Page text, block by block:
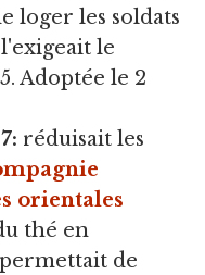
loger les soldats
le
Adoptée le 2
réduisait les
orientales
thé en
de